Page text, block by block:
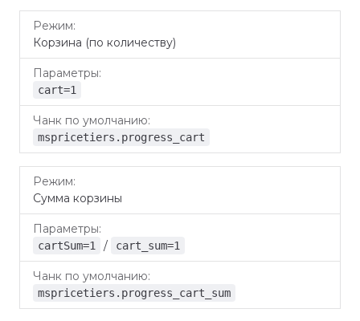
Корзина (по количеству)
cart=1
mspricetiers.progress_cart
Сумма корзины
cartSum=1 / cart_sum=1
mspricetiers.progress_cart_sum